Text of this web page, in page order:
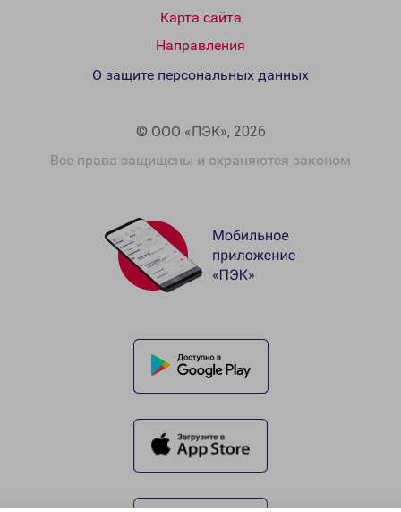
Карта сайта
Направления
© ООО «ПЭК», 2026
Все права защищены и охраняются законом
О защите персональных данных